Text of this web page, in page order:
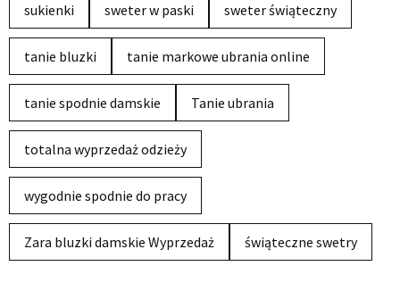
sukienki sweter w paski sweter świąteczny
tanie bluzki tanie markowe ubrania online
tanie spodnie damskie Tanie ubrania
totalna wyprzedaż odzieży
wygodnie spodnie do pracy
Zara bluzki damskie Wyprzedaż świąteczne swetry